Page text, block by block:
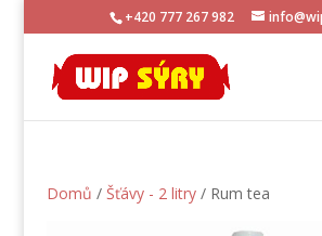
+420 777 267 982
Domů / Šťávy - 2 litry/ Rum tea